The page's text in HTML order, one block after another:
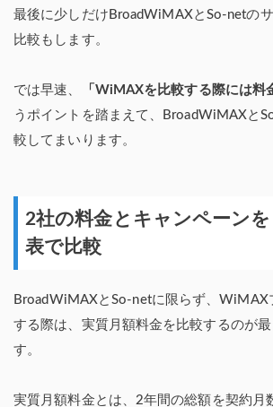
最後に少しだけBroadWiMAXとSo-netの
比較もします。
では早速、 「WiMAXを比較する際には料
うポイントを踏まえて、BroadWiMAXと
較してまいります。
2社の料金とキャンペーンを
表で比較
BroadWiMAXとSo-netに限らず、WiMAX
する際は、実質月額料金を比較するのが
す。
実質月額料金とは、2年間の総額を契約月